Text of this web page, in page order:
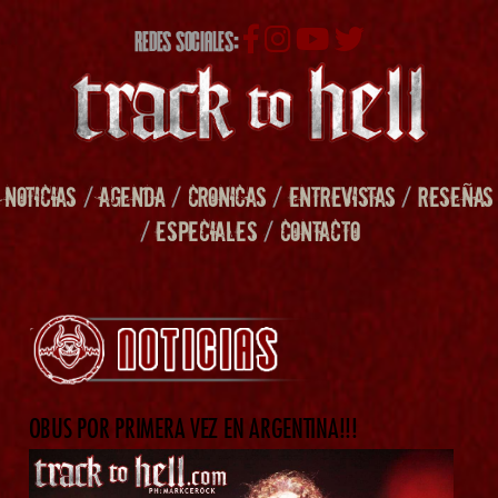
REDES SOCIALES:
NOTICIAS /AGENDA/ CRONICAS/ENTREVISTAS/RESEÑAS
/ESPECIALES/ CONTACTO
OBUS POR PRIMERA VEZ EN ARGENTINA!!!